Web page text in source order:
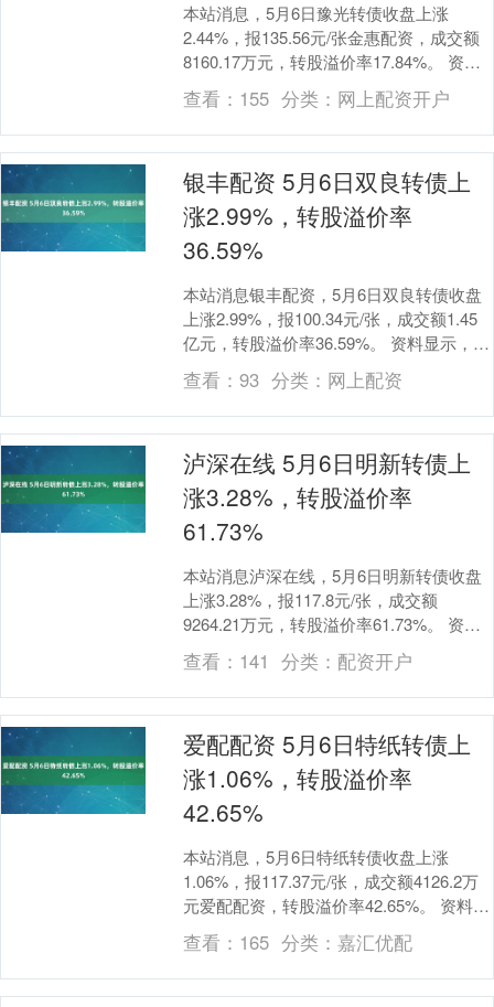
本站消息，5月6日豫光转债收盘上涨
2.44%，报135.56元/张金惠配资，成交额
8160.17万元，转股溢价率17.84%。 资料
显示，豫光转债信用级别为“A....
查看： 155 分类： 网上配资开户
银丰配资 5月6日双良转债上
涨2.99%，转股溢价率
36.59%
本站消息银丰配资，5月6日双良转债收盘
上涨2.99%，报100.34元/张，成交额1.45
亿元，转股溢价率36.59%。 资料显示，双
良转债信用级别为“AA”，....
查看：93 分类： 网上配资
泸深在线 5月6日明新转债上
涨3.28%，转股溢价率
61.73%
本站消息泸深在线，5月6日明新转债收盘
上涨3.28%，报117.8元/张，成交额
9264.21万元，转股溢价率61.73%。 资料
显示，明新转债信用级别为“AA....
查看： 141 分类： 配资开户
爱配配资 5月6日特纸转债上
涨1.06%，转股溢价率
42.65%
本站消息，5月6日特纸转债收盘上涨
1.06%，报117.37元/张，成交额4126.2万
元爱配配资，转股溢价率42.65%。 资料显
示，特纸转债信用级别为“AA....
查看： 165 分类： 嘉汇优配